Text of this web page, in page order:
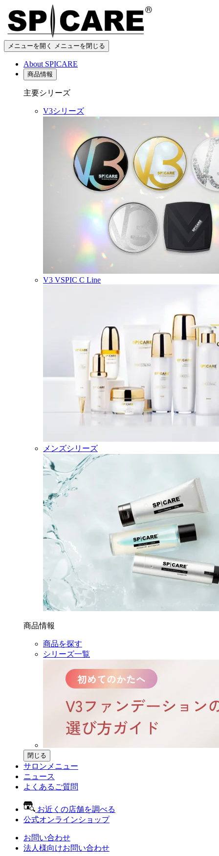
メニューを開く メニューを閉じる
About SPICARE
商品情報
主要シリーズ
V3シリーズ
V3 VSPIC C Line
メンズシリーズ
商品情報
商品を探す
シリーズ一覧
閉じる
サロンメニュー
ニュース
よくあるご質問
お近くの店舗を調べる
公式オンラインショップ
お問い合わせ
法人様向けお問い合わせ